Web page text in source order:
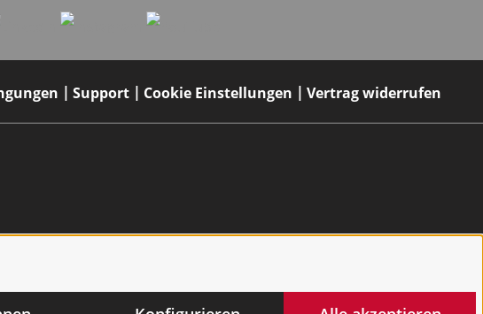
Support Cookie Einstellungen Vertrag widerrufen